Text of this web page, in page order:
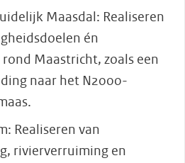
Maasdal: Realiseren
én
Maastricht, zoals een
naar het N2000-
Realiseren van
rivierverruiming en